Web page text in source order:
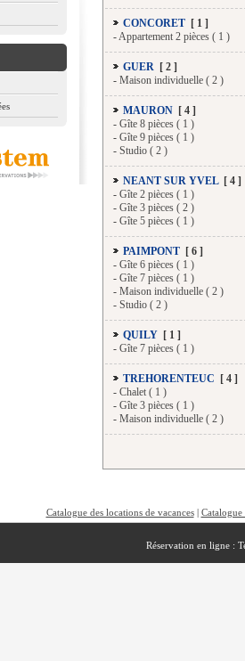
CONCORET [ 1 ]
-Appartement 2 pièces ( 1 )
GUER [ 2 ]
- Maison individuelle ( 2 )
MAURON [ 4 ]
- Gîte 8 pièces ( 1 )
- Gîte 9 pièces ( 1 )
- Studio ( 2 )
NEANT SUR YVEL [ 4 ]
- Gîte 2 pièces ( 1 )
- Gîte 3 pièces ( 2 )
- Gîte 5 pièces ( 1 )
PAIMPONT [ 6 ]
- Gîte 6 pièces ( 1 )
- Gîte 7 pièces ( 1 )
- Maison individuelle ( 2 )
- Studio ( 2 )
QUILY [ 1 ]
- Gîte 7 pièces ( 1 )
TREHORENTEUC
[ 4 ]
- Chalet ( 1 )
- Gîte 3 pièces ( 1 )
- Maison individuelle ( 2 )
Catalogue des locations de vacances| Catalogue
Réservation en ligne :